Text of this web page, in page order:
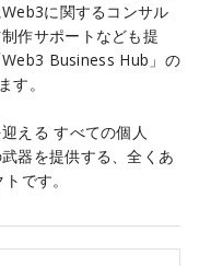
に関するコンサル
作サポートなども提
Business Hub」の
す。
える すべての個人
器を提供する、全くあ
です。